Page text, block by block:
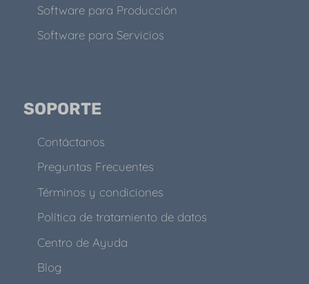
Software para Producción
Software para Servicios
SOPORTE
Contáctanos
Preguntas Frecuentes
Términos y condiciones
Política de tratamiento de datos
Centro de Ayuda
Blog